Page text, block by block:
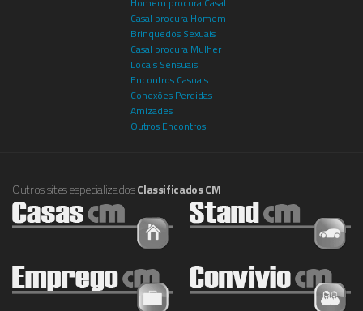
Casal procura Homem
Brinquedos Sexuais
Casal procura Mulher
Locais Sensuais
Encontros Casuais
Conexões Perdidas
Amizades
Outros Encontros
Outros sites especializadosClassificados CM